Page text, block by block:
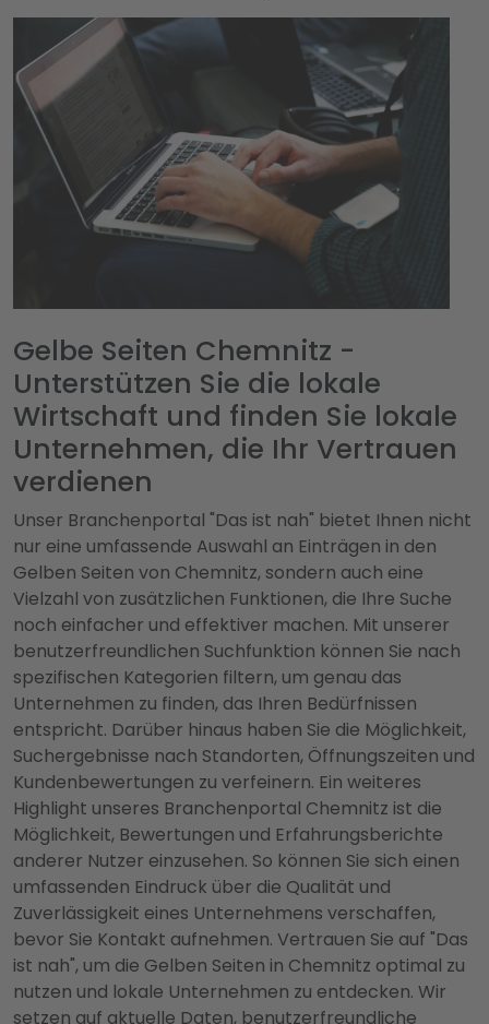
Gelbe Seiten Chemnitz -
Unterstützen Sie die lokale
Wirtschaft und finden Sie lokale
Unternehmen, die Ihr Vertrauen
verdienen
Unser Branchenportal "Das ist nah" bietet Ihnen nicht
nur eine umfassende Auswahl an Einträgen in den
Gelben Seiten von Chemnitz, sondern auch eine
Vielzahl von zusätzlichen Funktionen, die Ihre Suche
noch einfacher und effektiver machen. Mit unserer
benutzerfreundlichen Suchfunktion können Sie nach
spezifischen Kategorien filtern, um genau das
Unternehmen zu finden, das Ihren Bedürfnissen
entspricht. Darüber hinaus haben Sie die Möglichkeit,
Suchergebnisse nach Standorten, Öffnungszeiten und
Kundenbewertungen zu verfeinern. Ein weiteres
Highlight unseres Branchenportal Chemnitz ist die
Möglichkeit, Bewertungen und Erfahrungsberichte
anderer Nutzer einzusehen. So können Sie sich einen
umfassenden Eindruck über die Qualität und
Zuverlässigkeit eines Unternehmens verschaffen,
bevor Sie Kontakt aufnehmen. Vertrauen Sie auf "Das
ist nah", um die Gelben Seiten in Chemnitz optimal zu
nutzen und lokale Unternehmen zu entdecken. Wir
setzen auf aktuelle Daten, benutzerfreundliche